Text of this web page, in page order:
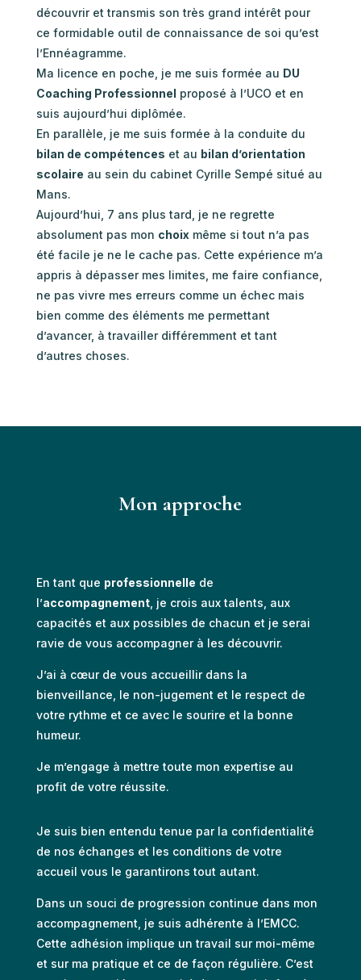
découvrir et transmis son très grand intérêt pour
ce formidable outil de connaissance de soi qu’est
l’Ennéagramme.
Ma licence en poche, je me suis formée au DU
Coaching Professionnel proposé à l’UCO et en
suis aujourd’hui diplômée.
En parallèle, je me suis formée à la conduite du
bilan de compétences et au bilan d’orientation
scolaire au sein du cabinet Cyrille Sempé situé au
Mans.
Aujourd’hui, 7 ans plus tard, je ne regrette
absolument pas mon choix même si tout n’a pas
été facile je ne le cache pas. Cette expérience m’a
appris à dépasser mes limites, me faire confiance,
ne pas vivre mes erreurs comme un échec mais
bien comme des éléments me permettant
d’avancer, à travailler différemment et tant
d’autres choses.
Mon approche
En tant que professionnelle de
l’accompagnement, je crois aux talents, aux
capacités et aux possibles de chacun et je serai
ravie de vous accompagner à les découvrir.
J’ai à cœur de vous accueillir dans la
bienveillance, le non-jugement et le respect de
votre rythme et ce avec le sourire et la bonne
humeur.
Je m’engage à mettre toute mon expertise au
profit de votre réussite.
Je suis bien entendu tenue par la confidentialité
de nos échanges et les conditions de votre
accueil vous le garantirons tout autant.
Dans un souci de progression continue dans mon
accompagnement, je suis adhérente à l’EMCC.
Cette adhésion implique un travail sur moi-même
et sur ma pratique et ce de façon régulière. C’est